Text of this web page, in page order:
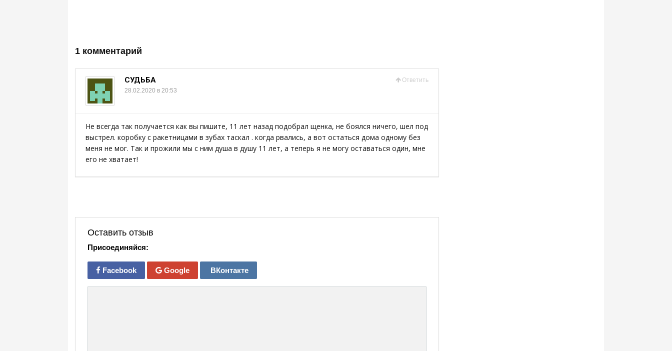
1 комментарий
Ответить
СУДЬБА
28.02.2020 в 20:53
Не всегда так получается как вы пишите, 11 лет назад подобрал щенка, не боялся ничего, шел под
выстрел. коробку с ракетницами в зубах таскал . когда рвались, а вот остаться дома одному без
меня не мог. Так и прожили мы с ним душа в душу 11 лет, а теперь я не могу оставаться один, мне
его не хватает!
Оставить отзыв
Присоединяйся:
Facebook Google ВКонтакте